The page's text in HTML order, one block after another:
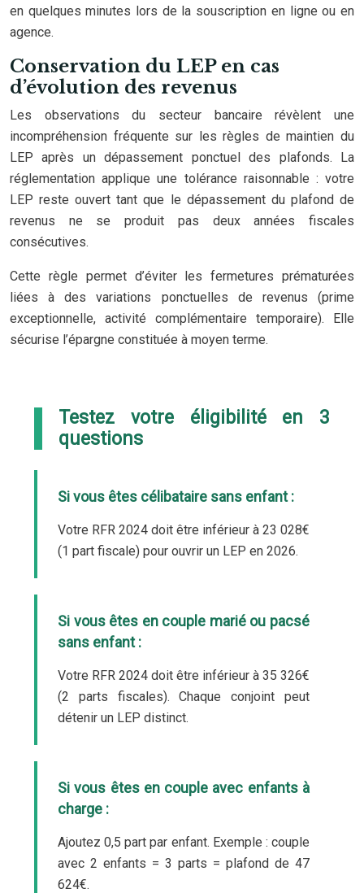
en quelques minutes lors de la souscription en ligne ou en
agence.
Conservation du LEP en cas
d’évolution des revenus
Les observations du secteur bancaire révèlent une
incompréhension fréquente sur les règles de maintien du
LEP après un dépassement ponctuel des plafonds. La
réglementation applique une tolérance raisonnable : votre
LEP reste ouvert tant que le dépassement du plafond de
revenus ne se produit pas deux années fiscales
consécutives.
Cette règle permet d’éviter les fermetures prématurées
liées à des variations ponctuelles de revenus (prime
exceptionnelle, activité complémentaire temporaire). Elle
sécurise l’épargne constituée à moyen terme.
Testez votre éligibilité en 3
questions
Si vous êtes célibataire sans enfant :
Votre RFR 2024 doit être inférieur à 23 028€
(1 part fiscale) pour ouvrir un LEP en 2026.
Si vous êtes en couple marié ou pacsé
sans enfant :
Votre RFR 2024 doit être inférieur à 35 326€
(2 parts fiscales). Chaque conjoint peut
détenir un LEP distinct.
Si vous êtes en couple avec enfants à
charge :
Ajoutez 0,5 part par enfant. Exemple : couple
avec 2 enfants = 3 parts = plafond de 47
624€.